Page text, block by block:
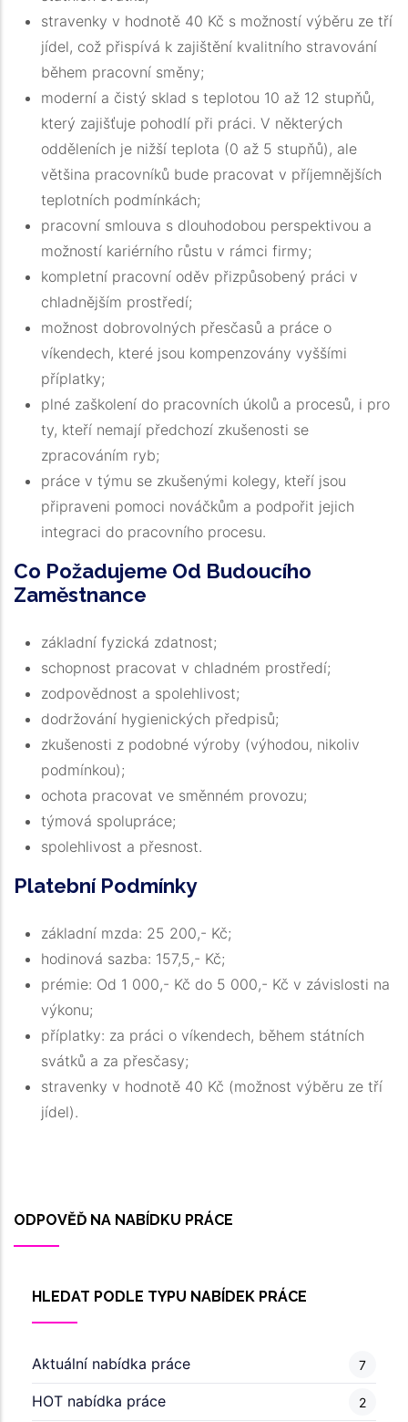
stravenky v hodnotě 40 Kč s možností výběru ze tří
jídel, což přispívá k zajištění kvalitního stravování
během pracovní směny;
moderní a čistý sklad s teplotou 10 až 12 stupňů,
který zajišťuje pohodlí při práci. V některých
odděleních je nižší teplota (0 až 5 stupňů), ale
většina pracovníků bude pracovat v příjemnějších
teplotních podmínkách;
pracovní smlouva s dlouhodobou perspektivou a
možností kariérního růstu v rámci firmy;
kompletní pracovní oděv přizpůsobený práci v
chladnějším prostředí;
možnost dobrovolných přesčasů a práce o
víkendech, které jsou kompenzovány vyššími
příplatky;
plné zaškolení do pracovních úkolů a procesů, i pro
ty, kteří nemají předchozí zkušenosti se
zpracováním ryb;
práce v týmu se zkušenými kolegy, kteří jsou
připraveni pomoci nováčkům a podpořit jejich
integraci do pracovního procesu.
Co Požadujeme Od Budoucího
Zaměstnance
základní fyzická zdatnost;
schopnost pracovat v chladném prostředí;
zodpovědnost a spolehlivost;
dodržování hygienických předpisů;
zkušenosti z podobné výroby (výhodou, nikoliv
podmínkou);
ochota pracovat ve směnném provozu;
týmová spolupráce;
spolehlivost a přesnost.
Platební Podmínky
základní mzda: 25 200,- Kč;
hodinová sazba: 157,5,- Kč;
prémie: Od 1 000,- Kč do 5 000,- Kč v závislosti na
výkonu;
příplatky: za práci o víkendech, během státních
svátků a za přesčasy;
stravenky v hodnotě 40 Kč (možnost výběru ze tří
jídel).
ODPOVĚĎ NA NABÍDKU PRÁCE
HLEDAT PODLE TYPU NABÍDEK PRÁCE
Aktuální nabídka práce 7
HOT nabídka práce 2